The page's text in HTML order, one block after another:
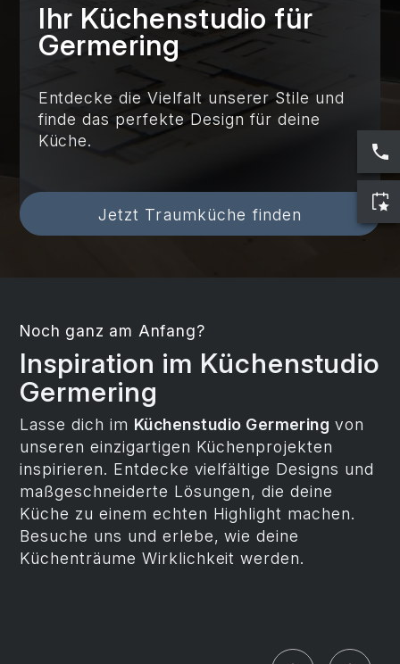
Ihr Küchenstudio für
Germering
Entdecke die Vielfalt unserer Stile und
finde das perfekte Design für deine
Küche.
Jetzt Traumküche finden
Noch ganz am Anfang?
Inspiration im Küchenstudio
Germering
Lasse dich im Küchenstudio Germering von
unseren einzigartigen Küchenprojekten
inspirieren. Entdecke vielfältige Designs und
maßgeschneiderte Lösungen, die deine
Küche zu einem echten Highlight machen.
Besuche uns und erlebe, wie deine
Küchenträume Wirklichkeit werden.